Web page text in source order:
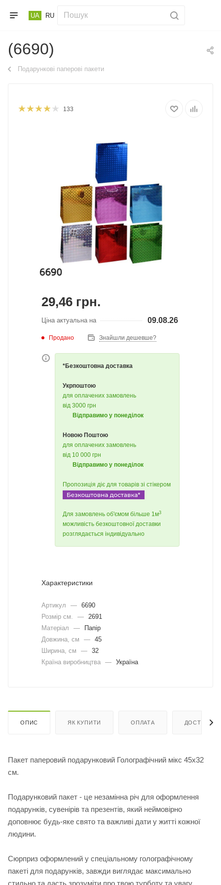
UA RU
(6690)
Подарункові паперові пакети
133
29,46 грн.
Ціна актуальна на 09.08.26
Продано Знайшли дешевше?
*Безкоштовна доставка
Укрпоштою
для оплачених замовлень
від 3000 грн
Відправимо у понеділок
Новою Поштою
для оплачених замовлень
від 10 000 грн
Відправимо у понеділок
Пропозиція діє для товарів зі стікером
Для замовлень об'ємом більше 1м3
можливість безкоштовної доставки
розглядається індивідуально
Характеристики
Артикул — 6690
Розмір см.
—
2691
Матеріал
—
Папір
Довжина, cм
— 45
Ширина, cм
— 32
Країна виробництва — Україна
ОПИС ЯК КУПИТИ ОПЛАТА ДОСТАВКА
Пакет паперовий подарунковий Голографічний мікс 45х32
см.
Подарунковий пакет - це незамінна річ для оформлення
подарунків, сувенірів та презентів, який неймовірно
доповнює будь-яке свято та важливі дати у житті кожної
людини.
Сюрприз оформлений у спеціальному голографічному
пакеті для подарунків, завжди виглядає максимально